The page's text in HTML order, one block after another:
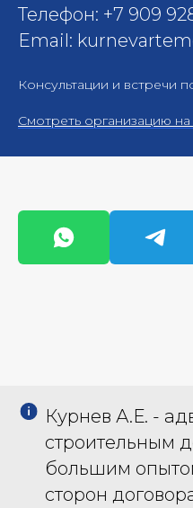
Телефон: +7 909
Email:
Консультации и встречи
Смотреть организацию на
Курнев А.Е. -
строительным
большим
сторон